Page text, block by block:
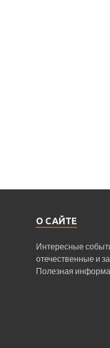
О САЙТЕ
Интересные
отечественные и
Полезная